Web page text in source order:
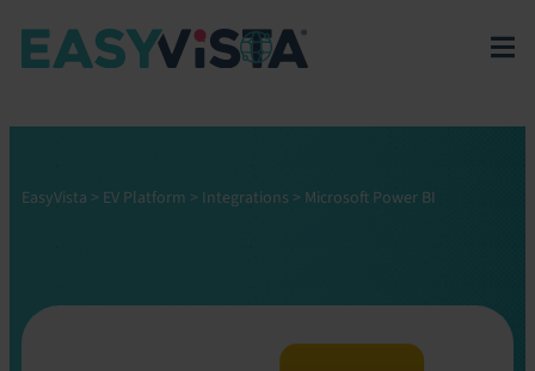
EasyVista > EV Platform > Integrations > Microsoft Power BI